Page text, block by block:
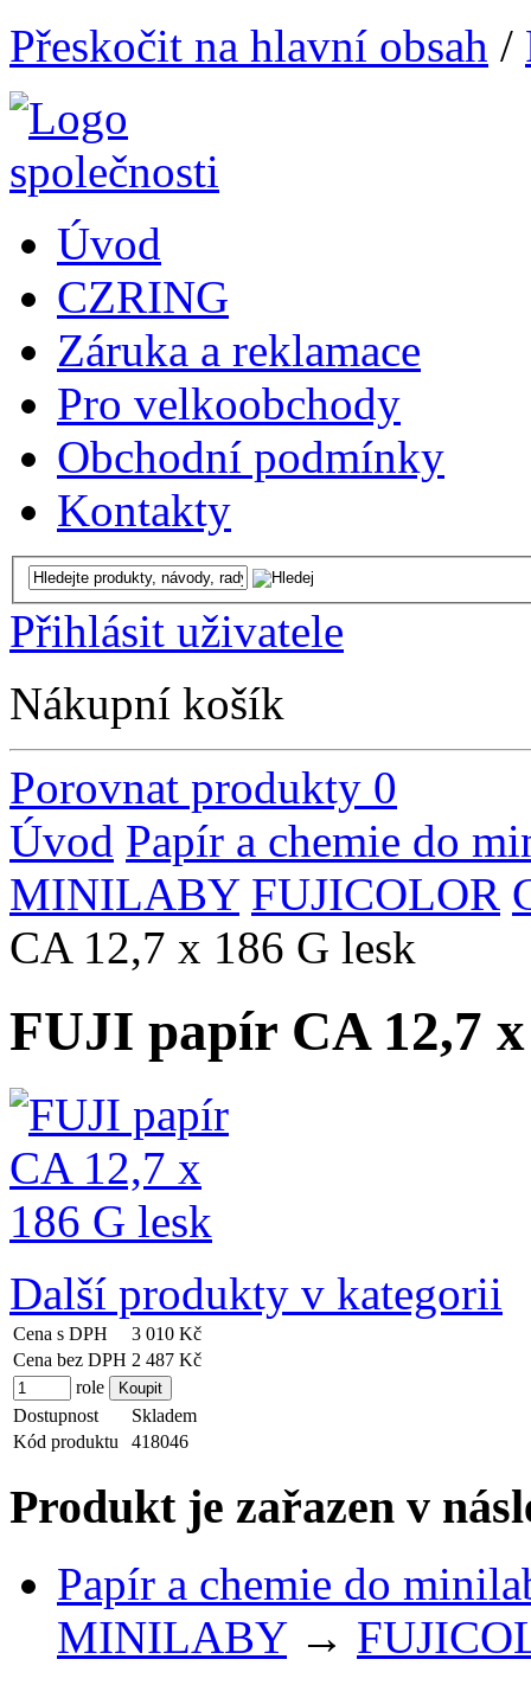
Přeskočit na hlavní obsah /
Úvod
CZRING
Záruka a reklamace
Pro velkoobchody
Obchodní podmínky
Kontakty
Přihlásit uživatele
Nákupní košík
Porovnat produkty 0
Úvod Papír a chemie do
MINILABY FUJICOLOR
CA 12,7 x 186 G lesk
FUJI papír CA 12,7
Další produkty v kategorii
Cena s DPH
3 010 Kč
Cena bez DPH 2 487 Kč
role
Dostupnost
Skladem
Kód produktu
418046
Produkt je zařazen v
Papír a chemie do
MINILABY→